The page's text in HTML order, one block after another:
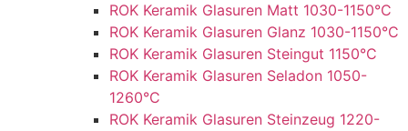
ROK Keramik Glasuren Matt 1030-1150°C
ROK Keramik Glasuren Glanz 1030-1150°C
ROK Keramik Glasuren Steingut 1150°C
ROK Keramik Glasuren Seladon 1050-
1260°C
ROK Keramik Glasuren Steinzeug 1220-